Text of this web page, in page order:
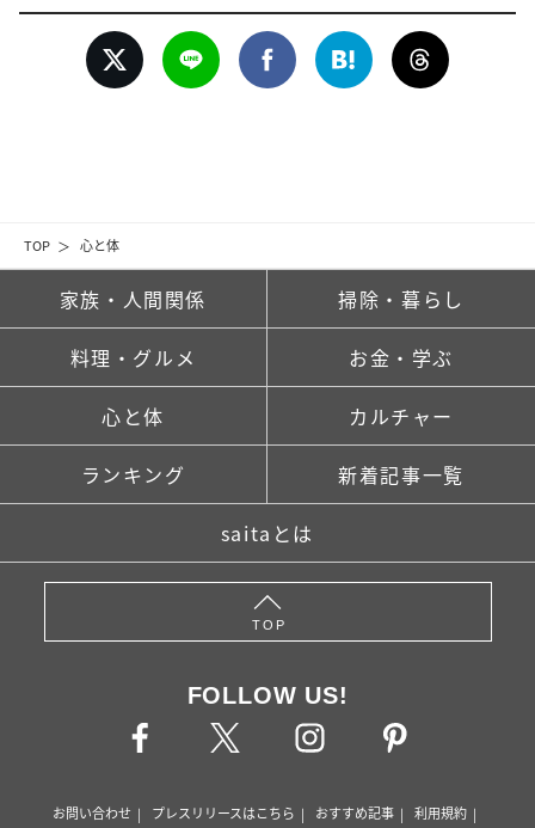
TOP 心と体
家族・人間関係 掃除・暮らし
料理・グルメ お金・学ぶ
心と体 カルチャー
ランキング 新着記事一覧
saitaとは
TOP
FOLLOW US!
お問い合わせ プレスリリースはこちら おすすめ記事 利用規約